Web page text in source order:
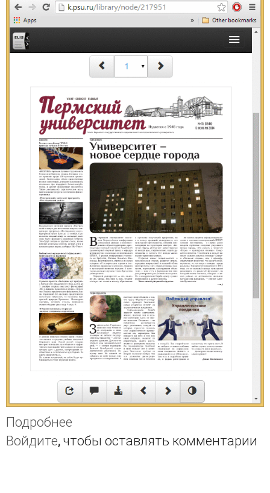
Подробнее
Войдите, чтобы оставлять комментарии